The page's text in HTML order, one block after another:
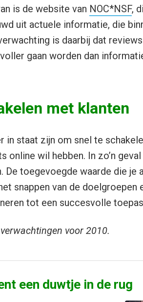
is de website van NOC*NSF,
uit actuele informatie, die
is daarbij dat
gaan worden dan
met klanten
in staat zijn om snel te
online wil hebben. In zo’n geval
toegevoegde waarde die je
snappen van de doelgroepen
tot een succesvolle
voor 2010.
een duwtje in de rug